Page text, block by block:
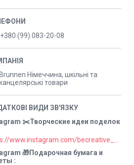
+380 (99) 083-20-08
Brunnen Німеччина, шкільні та
товари
✂️Творческие идеи поделок
🎁Подарочная бумага и